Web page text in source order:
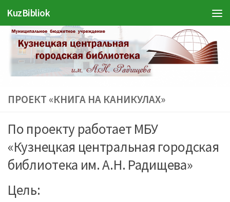
Перейти к содержимому
KuzBibliok
ПРОЕКТ «КНИГА НА КАНИКУЛАХ»
По проекту работает МБУ
«Кузнецкая центральная городская
библиотека им. А.Н. Радищева»
Цель: